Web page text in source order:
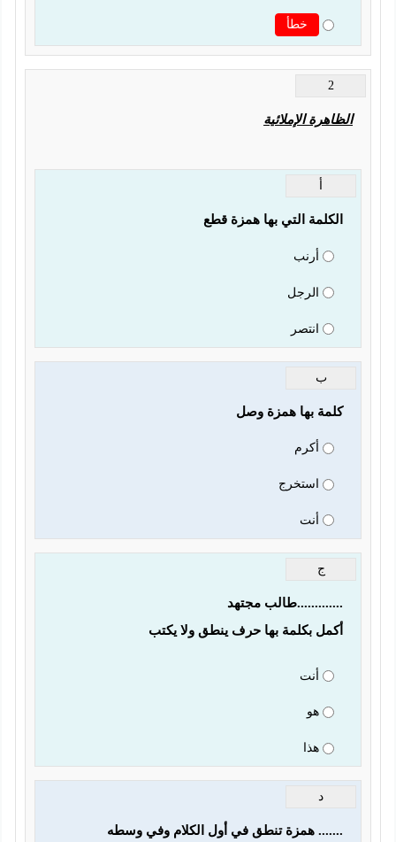
خطأ
2
الظاهرة الإملائية
الكلمة التي بها همزة قطع
أرنب
الرجل
انتصر
ب
كلمة بها همزة وصل
أكرم
استخرج
أنت
ج
.............طالب مجتهد
أكمل بكلمة بها حرف ينطق ولا يكتب
أنت
هو
هذا
د
....... همزة تنطق في أول الكلام وفي وسطه